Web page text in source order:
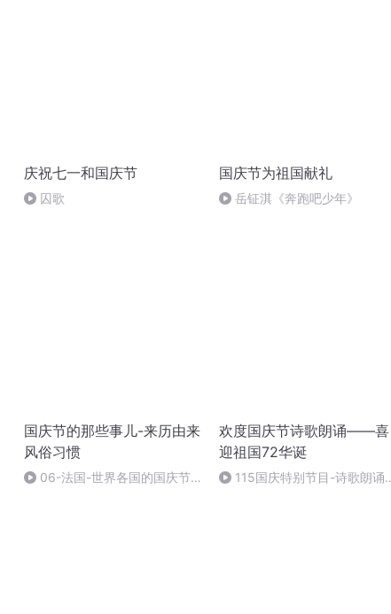
庆祝七一和国庆节
囚歌
国庆节为祖国献礼
岳钲淇《奔跑吧少年》
国庆节的那些事儿-来历由来
风俗习惯
06-法国-世界各国的国庆节-
欢度国庆节诗歌朗诵——喜
迎祖国72华诞
115国庆特别节目-诗歌朗诵-